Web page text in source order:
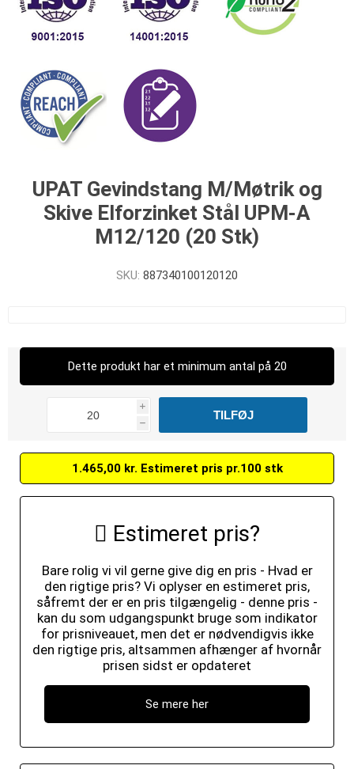
UPAT Gevindstang M/Møtrik og
Skive Elforzinket Stål UPM-A
M12/120 (20 Stk)
SKU: 887340100120120
Dette produkt har et minimum antal på 20
i
h
1.465,00 kr. Estimeret pris pr.100 stk
Estimeret pris?
Bare rolig vi vil gerne give dig en pris - Hvad er
den rigtige pris? Vi oplyser en estimeret pris,
såfremt der er en pris tilgængelig - denne pris -
kan du som udgangspunkt bruge som indikator
for prisniveauet, men det er nødvendigvis ikke
den rigtige pris, altsammen afhænger af hvornår
prisen sidst er opdateret
Se mere her